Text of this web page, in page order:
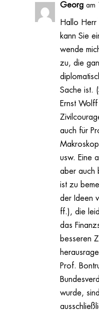
Georg am
Hallo
kann Sie
wende
zu, die
Sache ist.
Ernst
auch für
usw. Eine
aber auch
ist zu
der Ideen
ff.), die
das
besseren
Prof.
wurde,